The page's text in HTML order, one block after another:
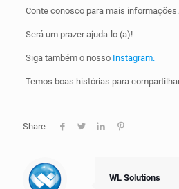
Conte conosco para mais informações.
Será um prazer ajuda-lo (a)!
Siga também o nosso Instagram.
Temos boas histórias para
Share
WL Solutions